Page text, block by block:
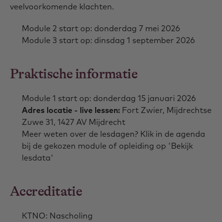
veelvoorkomende klachten.
Module 2 start op: donderdag 7 mei 2026
Module 3 start op: dinsdag 1 september 2026
Praktische informatie
Module 1 start op: donderdag 15 januari 2026
Adres locatie - live lessen: Fort Zwier, Mijdrechtse
Zuwe 31, 1427 AV Mijdrecht
Meer weten over de lesdagen? Klik in de agenda
bij de gekozen module of opleiding op 'Bekijk
lesdata'
Accreditatie
KTNO: Nascholing